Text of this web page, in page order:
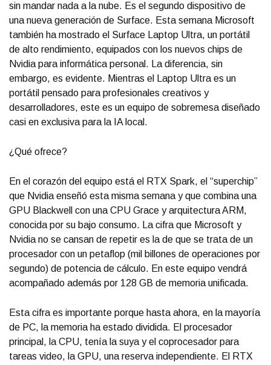
sin mandar nada a la nube. Es el segundo dispositivo de
una nueva generación de Surface. Esta semana Microsoft
también ha mostrado el Surface Laptop Ultra, un portátil
de alto rendimiento, equipados con los nuevos chips de
Nvidia para informática personal. La diferencia, sin
embargo, es evidente. Mientras el Laptop Ultra es un
portátil pensado para profesionales creativos y
desarrolladores, este es un equipo de sobremesa diseñado
casi en exclusiva para la IA local.
¿Qué ofrece?
En el corazón del equipo está el RTX Spark, el “superchip”
que Nvidia enseñó esta misma semana y que combina una
GPU Blackwell con una CPU Grace y arquitectura ARM,
conocida por su bajo consumo. La cifra que Microsoft y
Nvidia no se cansan de repetir es la de que se trata de un
procesador con un petaflop (mil billones de operaciones por
segundo) de potencia de cálculo. En este equipo vendrá
acompañado además por 128 GB de memoria unificada.
Esta cifra es importante porque hasta ahora, en la mayoría
de PC, la memoria ha estado dividida. El procesador
principal, la CPU, tenía la suya y el coprocesador para
tareas video, la GPU, una reserva independiente. El RTX